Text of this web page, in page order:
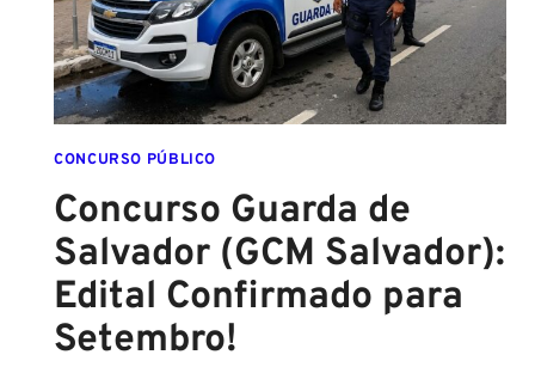
DIREITO
CONCURSO PÚBLICO
Concurso Guarda de
Salvador (GCM Salvador):
Edital Confirmado para
Setembro!